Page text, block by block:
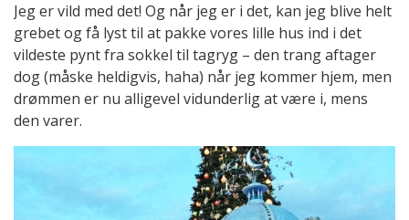
Jeg er vild med det! Og når jeg er i det, kan jeg blive helt
grebet og få lyst til at pakke vores lille hus ind i det
vildeste pynt fra sokkel til tagryg – den trang aftager
dog (måske heldigvis, haha) når jeg kommer hjem, men
drømmen er nu alligevel vidunderlig at være i, mens
den varer.